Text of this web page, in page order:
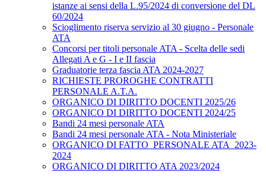
istanze ai sensi della L.95/2024 di conversione del DL
60/2024
Scioglimento riserva servizio al 30 giugno - Personale
ATA
Concorsi per titoli personale ATA - Scelta delle sedi
Allegati A e G - I e II fascia
Graduatorie terza fascia ATA 2024-2027
RICHIESTE PROROGHE CONTRATTI
PERSONALE A.T.A.
ORGANICO DI DIRITTO DOCENTI 2025/26
ORGANICO DI DIRITTO DOCENTI 2024/25
Bandi 24 mesi personale ATA
Bandi 24 mesi personale ATA - Nota Ministeriale
ORGANICO DI FATTO_PERSONALE ATA_2023-
2024
ORGANICO DI DIRITTO ATA 2023/2024